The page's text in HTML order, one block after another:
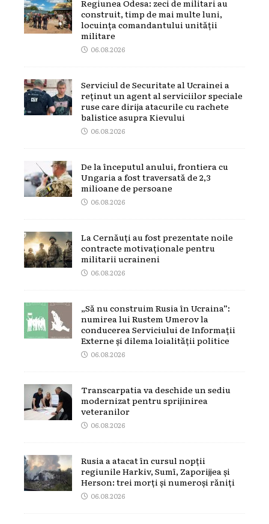
Regiunea Odesa: zeci de militari au
construit, timp de mai multe luni,
locuința comandantului unității
militare
06.08.2026
Serviciul de Securitate al Ucrainei a
reținut un agent al serviciilor speciale
ruse care dirija atacurile cu rachete
balistice asupra Kievului
06.08.2026
De la începutul anului, frontiera cu
Ungaria a fost traversată de 2,3
milioane de persoane
06.08.2026
La Cernăuți au fost prezentate noile
contracte motivaționale pentru
militarii ucraineni
06.08.2026
„Să nu construim Rusia în Ucraina”:
numirea lui Rustem Umerov la
conducerea Serviciului de Informații
Externe și dilema loialității politice
06.08.2026
Transcarpatia va deschide un sediu
modernizat pentru sprijinirea
veteranilor
06.08.2026
Rusia a atacat în cursul nopții
regiunile Harkiv, Sumî, Zaporijjea și
Herson: trei morți și numeroși răniți
06.08.2026